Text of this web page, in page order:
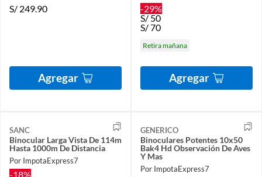
S/ 249.90
Agregar
-29%
S/50
S/70
Retira mañana
Agregar
SANC
Binocular Larga Vista De 114m
Hasta 1000m De Distancia
Por ImpotaExpress7
-18%
GENERICO
Binoculares Potentes 10x50
Bak4 Hd Observación De Aves
Y Mas
Por ImpotaExpress7